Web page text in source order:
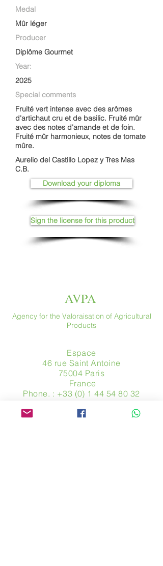
Medal
Mûr léger
Producer
Diplôme Gourmet
Year:
2025
Special comments
Fruité vert intense avec des arômes
d'artichaut cru et de basilic. Fruité mûr
avec des notes d'amande et de foin.
Fruité mûr harmonieux, notes de tomate
mûre.
Aurelio del Castillo Lopez y Tres Mas
C.B.
Download your diploma
Sign the license for this product
AVPA
Agency for the Valoraisation of Agricultural
Products
Espace
46 rue Saint Antoine
75004 Paris
​ France
Phone. : +33 (0) 1 44 54 80 32
www.avpa.fr